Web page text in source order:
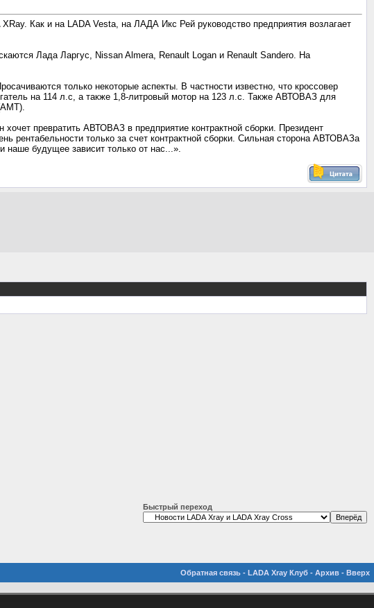
Как и на LADA Vesta, на ЛАДА Икс Рей руководство предприятия возлагает
Лада Ларгус, Nissan Almera, Renault Logan и Renault Sandero. На
только некоторые аспекты. В частности известно, что кроссовер
на 114 л.с, а также 1,8-литровый мотор на 123 л.с. Также АВТОВАЗ для
превратить АВТОВАЗ в предприятие контрактной сборки. Президент
рентабельности только за счет контрактной сборки. Сильная сторона АВТОВАЗа
будущее зависит только от нас...».
Быстрый переход
Обратная связь - LADA Xray Клуб - Архив - Вверх